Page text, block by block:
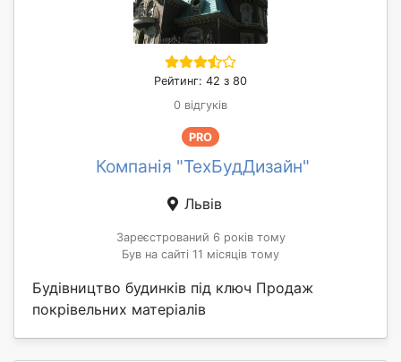
Рейтинг: 42 з 80
0 відгуків
PRO
Компанія "ТехБудДизайн"
Львів
Зареєстрований 6 років тому
Був на сайті 11 місяців тому
Будівництво будинків під ключ Продаж
покрівельних матеріалів